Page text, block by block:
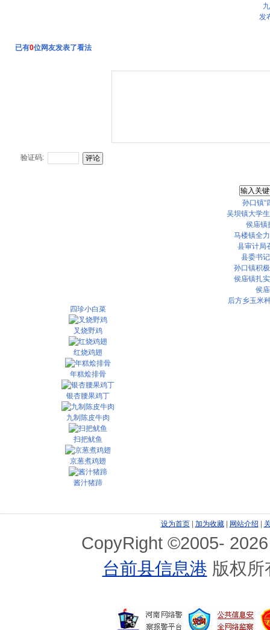
发
已有0位网友发表了看法
验证码:
孙口镇“
吴坝镇大学
侯庙镇
马楼镇全
县审计局
县委书
孙口镇积
侯庙镇扎
侯
后方乡玉米
正宗羊汤绘面，十年老店丁桥单县羊汤
四珍小白菜
叉烧野鸡
红烧鸡翅
年糕烩排骨
银杏腰果鸡丁
九制陈皮牛肉
扫把鱿鱼
京葱煮鸡翅
酱汁猪蹄
设为首页| 加为收藏| 网站介绍 |
CopyRight ©2005-
台前县信息港 版权